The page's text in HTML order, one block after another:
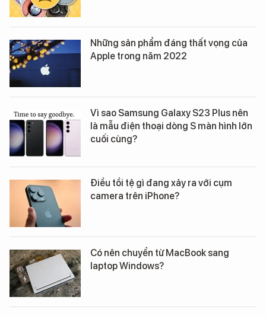
Những sản phẩm đáng thất vọng của
Apple trong năm 2022
Vì sao Samsung Galaxy S23 Plus nên
là mẫu điện thoại dòng S màn hình lớn
cuối cùng?
Điều tồi tệ gì đang xảy ra với cụm
camera trên iPhone?
Có nên chuyển từ MacBook sang
laptop Windows?